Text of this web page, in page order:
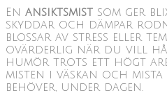
En ansiktsmist som ger
skyddar och dämpar
blossar av stress eller
ovärderlig när du vill
humör trots ett högt
misten i väskan och
behöver, under dagen.